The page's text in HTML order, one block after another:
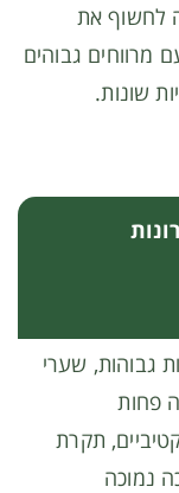
לחשוף את
מרווחים גבוהים
שונות.
גבוהות, שערי
פחות
תקרת
נמוכה